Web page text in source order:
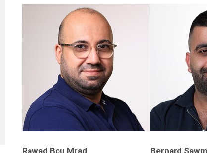
Rawad Bou Mrad Bernard